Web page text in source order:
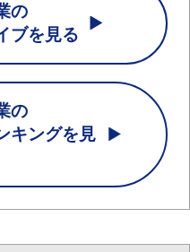
の
ブを見る
の
キングを見